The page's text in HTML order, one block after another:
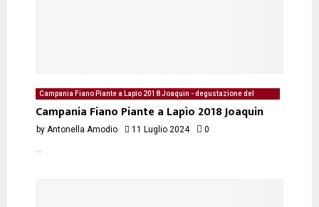
Campania Fiano Piante a Lapìo 2018 Joaquin - degustazione del
Campania Fiano Piante a Lapìo 2018 Joaquin
by Antonella Amodio 11 Luglio 2024 0